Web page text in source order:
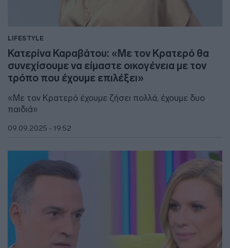
LIFESTYLE
Κατερίνα Καραβάτου: «Με τον Κρατερό θα
συνεχίσουμε να είμαστε οικογένεια με τον
τρόπο που έχουμε επιλέξει»
«Με τον Κρατερό έχουμε ζήσει πολλά, έχουμε δυο
παιδιά»
09.09.2025 - 19:52